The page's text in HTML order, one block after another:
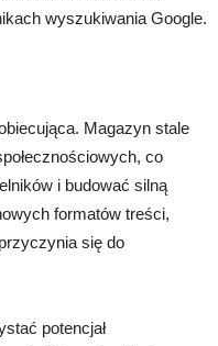
wyszukiwania Google.
Magazyn stale
co
i budować silną
formatów treści,
się do
potencjał